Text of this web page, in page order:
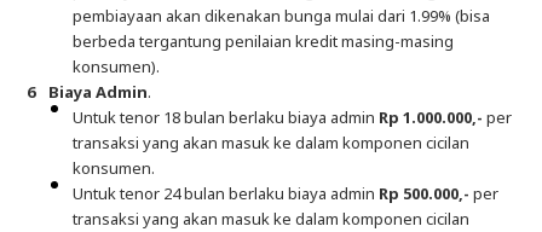
pembiayaan akan dikenakan bunga mulai dari 1.99% (bisa
berbeda tergantung penilaian kredit masing-masing
konsumen).
Biaya Admin.
Untuk tenor 18 bulan berlaku biaya admin Rp 1.000.000,- per
transaksi yang akan masuk ke dalam komponen cicilan
konsumen.
Untuk tenor 24 bulan berlaku biaya admin Rp 500.000,- per
transaksi yang akan masuk ke dalam komponen cicilan